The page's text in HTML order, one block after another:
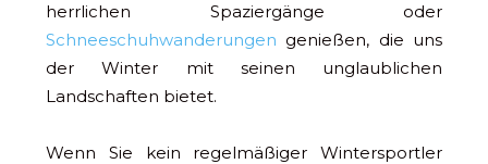
herrlichen Spaziergänge oder
Schneeschuhwanderungen genießen, die uns
der Winter mit seinen unglaublichen
Landschaften bietet.
Wenn Sie kein regelmäßiger Wintersportler